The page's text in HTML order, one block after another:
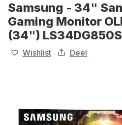
Samsung - 34"
Gaming Monitor
(34")
Wishlist Deel